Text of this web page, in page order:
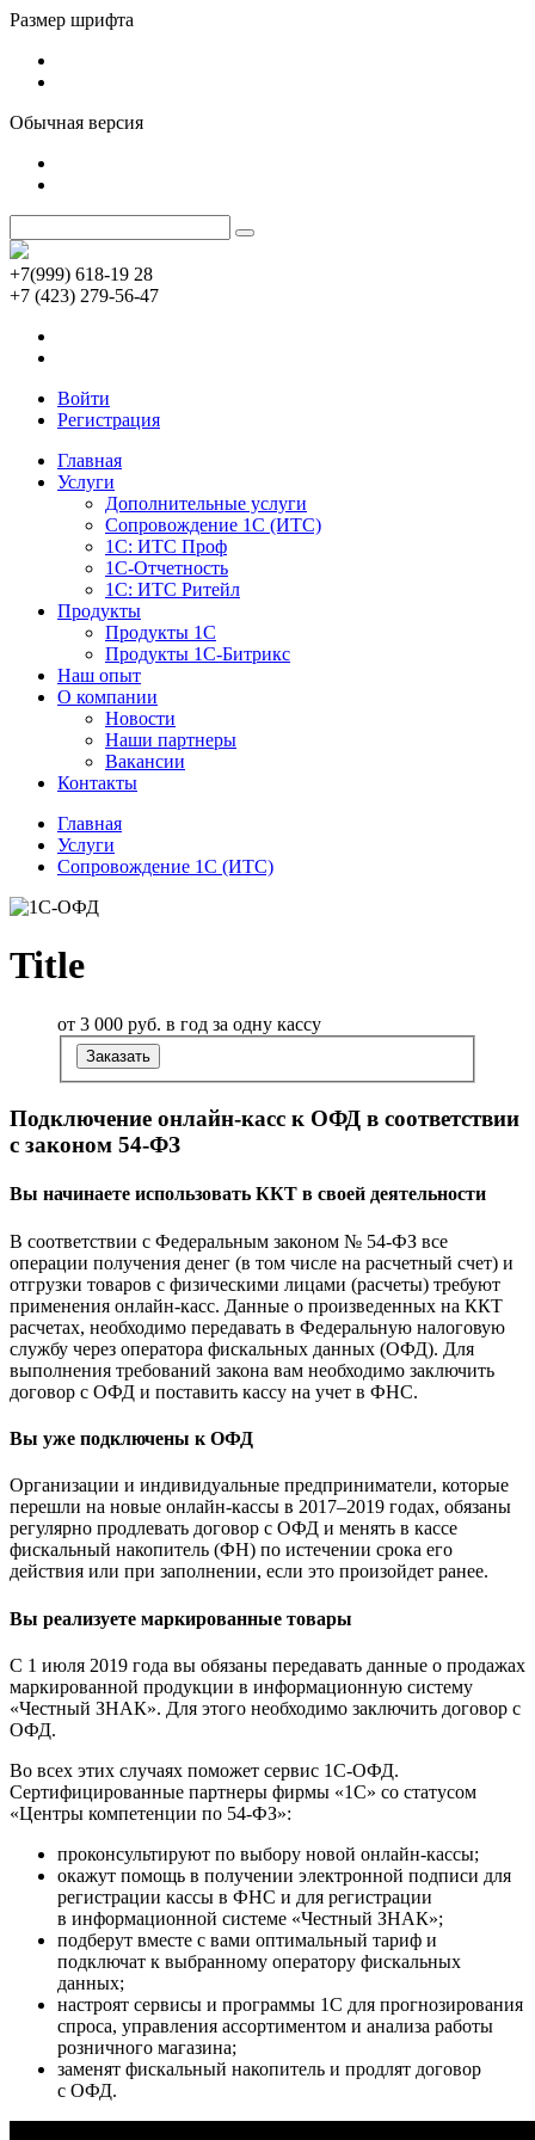
Размер шрифта
Обычная версия
+7(999) 618-19 28
+7 (423) 279-56-47
Войти
Регистрация
Главная
Услуги
Дополнительные услуги
Сопровождение 1С (ИТС)
1С: ИТС Проф
1С-Отчетность
1С: ИТС Ритейл
Продукты
Продукты 1С
Продукты 1С-Битрикс
Наш опыт
О компании
Новости
Наши партнеры
Вакансии
Контакты
Главная
Услуги
Сопровождение 1С (ИТС)
Title
от 3 000 руб. в год за одну кассу
Заказать
Подключение онлайн-касс к ОФД в соответствии
с законом 54-ФЗ
Вы начинаете использовать ККТ в своей деятельности
В соответствии с Федеральным законом № 54-ФЗ все
операции получения денег (в том числе на расчетный счет) и
отгрузки товаров с физическими лицами (расчеты) требуют
применения онлайн-касс. Данные о произведенных на ККТ
расчетах, необходимо передавать в Федеральную налоговую
службу через оператора фискальных данных (ОФД). Для
выполнения требований закона вам необходимо заключить
договор с ОФД и поставить кассу на учет в ФНС.
Вы уже подключены к ОФД
Организации и индивидуальные предприниматели, которые
перешли на новые онлайн-кассы в 2017–2019 годах, обязаны
регулярно продлевать договор с ОФД и менять в кассе
фискальный накопитель (ФН) по истечении срока его
действия или при заполнении, если это произойдет ранее.
Вы реализуете маркированные товары
С 1 июля 2019 года вы обязаны передавать данные о продажах
маркированной продукции в информационную систему
«Честный ЗНАК». Для этого необходимо заключить договор с
ОФД.
Во всех этих случаях поможет сервис 1С-ОФД.
Сертифицированные партнеры фирмы «1С» со статусом
«Центры компетенции по 54-ФЗ»:
проконсультируют по выбору новой онлайн-кассы;
окажут помощь в получении электронной подписи для
регистрации кассы в ФНС и для регистрации
в информационной системе «Честный ЗНАК»;
подберут вместе с вами оптимальный тариф и
подключат к выбранному оператору фискальных
данных;
настроят сервисы и программы 1С для прогнозирования
спроса, управления ассортиментом и анализа работы
розничного магазина;
заменят фискальный накопитель и продлят договор
с ОФД.